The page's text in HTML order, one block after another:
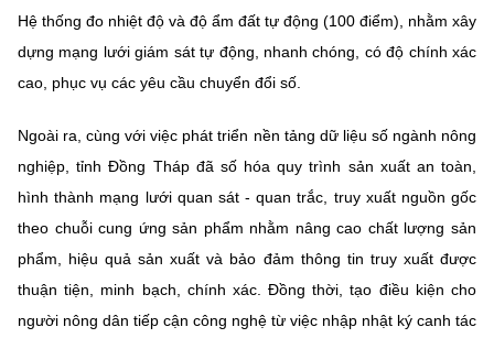
Hệ thống đo nhiệt độ và độ ẩm đất tự động (100 điểm), nhằm xây
dựng mạng lưới giám sát tự động, nhanh chóng, có độ chính xác
cao, phục vụ các yêu cầu chuyển đổi số.
Ngoài ra, cùng với việc phát triển nền tảng dữ liệu số ngành nông
nghiệp, tỉnh Đồng Tháp đã số hóa quy trình sản xuất an toàn,
hình thành mạng lưới quan sát - quan trắc, truy xuất nguồn gốc
theo chuỗi cung ứng sản phẩm nhằm nâng cao chất lượng sản
phẩm, hiệu quả sản xuất và bảo đảm thông tin truy xuất được
thuận tiện, minh bạch, chính xác. Đồng thời, tạo điều kiện cho
người nông dân tiếp cận công nghệ từ việc nhập nhật ký canh tác